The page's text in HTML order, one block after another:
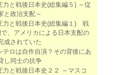
力と戦後日本史(総集編５) ～従
と政治支配～
力と戦後日本史(総集編１) 戦
、アメリカによる日本支配の
成されていた
テロは自作自演？その背後にあ
し同士の抗争
力と戦後日本史２２ ～マスコ